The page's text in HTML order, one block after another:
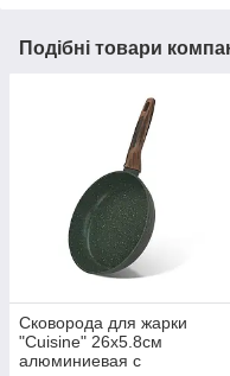
Подібні товари
Сковорода для жарки
"Cuisine" 26х5.8см
алюминиевая с